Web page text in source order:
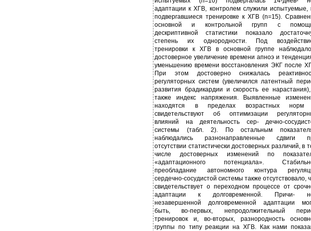
адаптации к ХГВ, контролем служили испытуемые,
подвергавшиеся тренировке к ХГВ (n=15).
основной и контрольной групп с
дескриптивной статистики показало
степень их однородности. Под
тренировки к ХГВ в основной группе
достоверное увеличение времени апноэ и
уменьшению времени восстановления ЭКГ после
При этом достоверно снижалась
регуляторных систем (увеличился латентный
развития брадикардии и скорость ее
также индекс напряжения. Выявленные
находятся в пределах возрастных
свидетельствуют об оптимизации
влияний на деятельность сер- дечно-
системы (табл. 2). По остальным
наблюдались разнонаправленные сдвиги
отсутствии статистически достоверных различий, в
числе достоверных изменений по
«адаптационного потенциала».
преобладание автономного контура
сердечно-сосудистой системы также отсутствовало,
свидетельствует о переходном процессе от
адаптации к долговременной. Причи-
незавершенной долговременной адаптации
быть, во-первых, непродолжительный
тренировок и, во-вторых, разнородность
группы по типу реакции на ХГВ. Как нами